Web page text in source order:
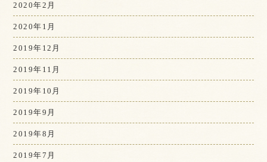
2020年2月
2020年1月
2019年12月
2019年11月
2019年10月
2019年9月
2019年8月
2019年7月